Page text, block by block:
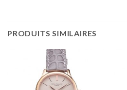
PRODUITS SIMILAIRES